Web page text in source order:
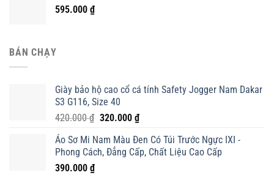
595.000 ₫
BÁN CHẠY
Giày bảo hộ cao cổ cá tính Safety Jogger Nam Dakar
S3 G116, Size 40
420.000₫ Giá
là:
420.000 ₫.
320.000 ₫Giá
tại
là:
Áo Sơ Mi Nam Màu Đen Có Túi Trước Ngực IXI -
Phong Cách, Đẳng Cấp, Chất Liệu Cao Cấp
390.000 ₫